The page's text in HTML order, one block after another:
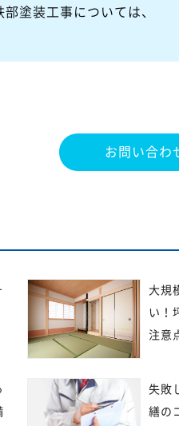
塗装工事については、
お問い合わ
大規
い！
注意
失敗
繕の